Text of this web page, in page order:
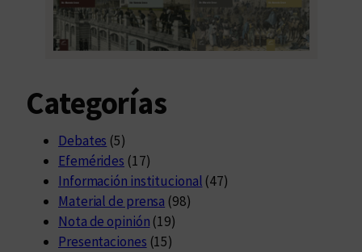
Categorías
Debates (5)
Efemérides (17)
Información institucional (47)
Material de prensa (98)
Nota de opinión (19)
Presentaciones (15)